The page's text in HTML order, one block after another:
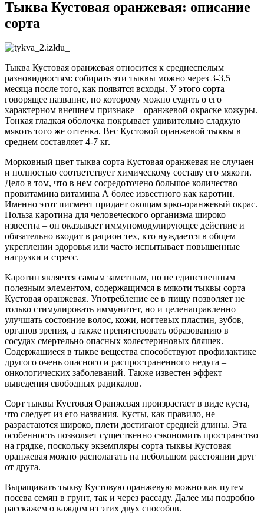
Тыква Кустовая оранжевая: описание
сорта
Тыква Кустовая оранжевая относится к среднеспелым
разновидностям: собирать эти тыквы можно через 3-3,5
месяца после того, как появятся всходы. У этого сорта
говорящее название, по которому можно судить о его
характерном внешнем признаке – оранжевой окраске кожуры.
Тонкая гладкая оболочка покрывает удивительно сладкую
мякоть того же оттенка. Вес Кустовой оранжевой тыквы в
среднем составляет 4-7 кг.
Морковный цвет тыква сорта Кустовая оранжевая не случаен
и полностью соответствует химическому составу его мякоти.
Дело в том, что в нем сосредоточено большое количество
провитамина витамина А более известного как каротин.
Именно этот пигмент придает овощам ярко-оранжевый окрас.
Польза каротина для человеческого организма широко
известна – он оказывает иммуномодулирующее действие и
обязательно входит в рацион тех, кто нуждается в общем
укреплении здоровья или часто испытывает повышенные
нагрузки и стресс.
Каротин является самым заметным, но не единственным
полезным элементом, содержащимся в мякоти тыквы сорта
Кустовая оранжевая. Употребление ее в пищу позволяет не
только стимулировать иммунитет, но и целенаправленно
улучшать состояние волос, кожи, ногтевых пластин, зубов,
органов зрения, а также препятствовать образованию в
сосудах смертельно опасных холестериновых бляшек.
Содержащиеся в тыкве вещества способствуют профилактике
другого очень опасного и распространенного недуга –
онкологических заболеваний. Также известен эффект
выведения свободных радикалов.
Сорт тыквы Кустовая Оранжевая произрастает в виде куста,
что следует из его названия. Кусты, как правило, не
разрастаются широко, плети достигают средней длины. Эта
особенность позволяет существенно сэкономить пространство
на грядке, поскольку экземпляры сорта тыквы Кустовая
оранжевая можно располагать на небольшом расстоянии друг
от друга.
Выращивать тыкву Кустовую оранжевую можно как путем
посева семян в грунт, так и через рассаду. Далее мы подробно
расскажем о каждом из этих двух способов.